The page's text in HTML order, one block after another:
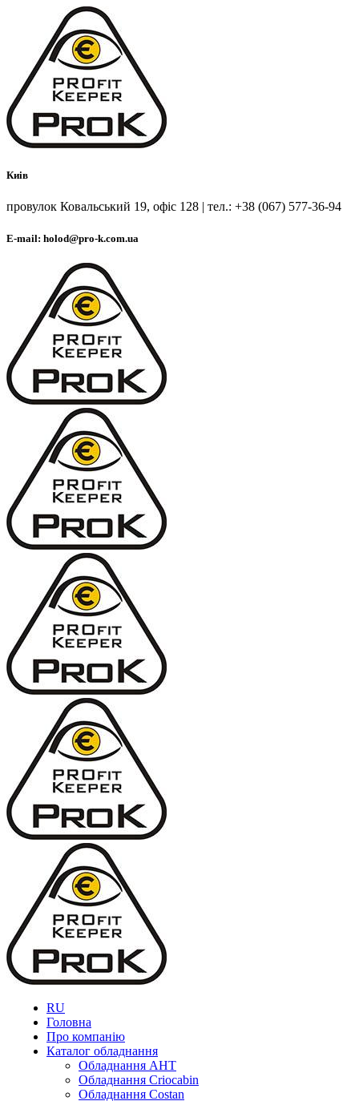
Киів
провулок Ковальський 19, офіс 128 | тел.: +38 (067) 577-36-94
E-mail: holod@pro-k.com.ua
RU
Головна
Про компанію
Каталог обладнання
Обладнання AHT
Обладнання Criocabin
Обладнання Costan